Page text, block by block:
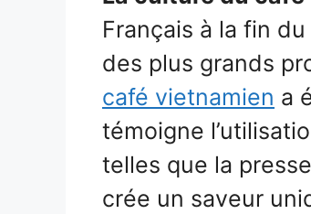
Français à la fin du
des plus grands
café vietnamien a
témoigne
telles que la
crée un saveur